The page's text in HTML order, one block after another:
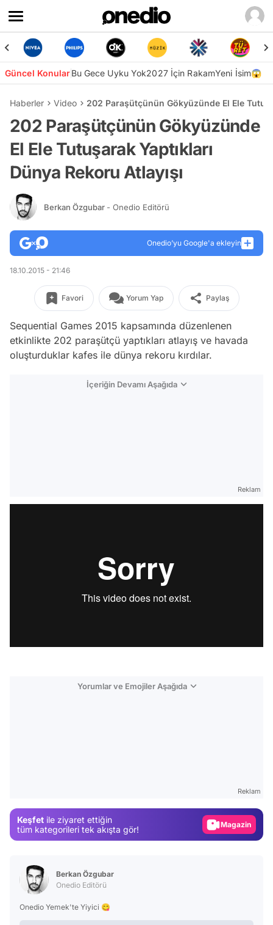
Güncel KonularBu Gece Uyku Yok2027 İçin RakamYeni İsim😱
Haberler Video 202 Paraşütçünün Gökyüzünde El Ele
202 Paraşütçünün Gökyüzünde
El Ele Tutuşarak Yaptıkları
Dünya Rekoru Atlayışı
Berkan Özgubar - Onedio Editörü
Onedio’yu Google'a ekleyin
18.10.2015 - 21:46
Favori Yorum Yap Paylaş
Sequential Games 2015 kapsamında düzenlenen
etkinlikte 202 paraşütçü yaptıkları atlayış ve havada
oluşturduklar kafes ile dünya rekoru kırdılar.
İçeriğin Devamı Aşağıda
Reklam
Yorumlar ve Emojiler Aşağıda
Reklam
Keşfet ile ziyaret ettiğin
tüm kategorileri tek akışta gör!
Magazin
Berkan Özgubar
Onedio Editörü
Onedio Yemek'te Yiyici 😋